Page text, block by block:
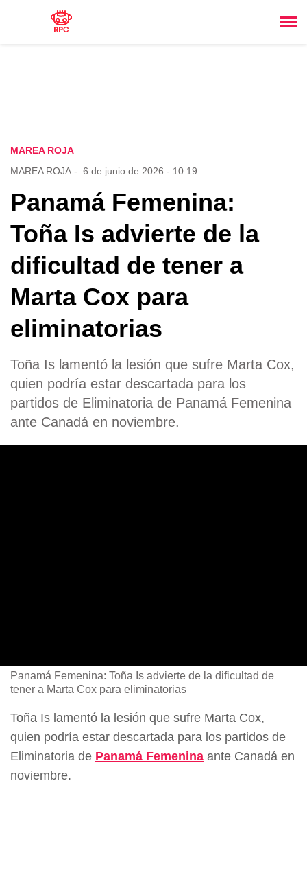
MAREA ROJA
MAREA ROJA - 6 de junio de 2026 - 10:19
Panamá Femenina:
Toña Is advierte de la
dificultad de tener a
Marta Cox para
eliminatorias
Toña Is lamentó la lesión que sufre Marta Cox,
quien podría estar descartada para los
partidos de Eliminatoria de Panamá Femenina
ante Canadá en noviembre.
Panamá Femenina: Toña Is advierte de la dificultad de
tener a Marta Cox para eliminatorias
Toña Is lamentó la lesión que sufre Marta Cox,
quien podría estar descartada para los partidos de
Eliminatoria de Panamá Femenina ante Canadá en
noviembre.